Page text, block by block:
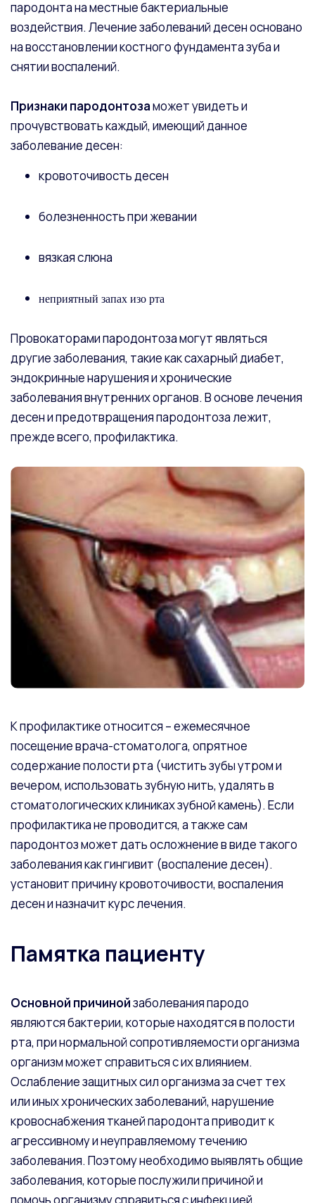
пародонта на местные бактериальные
воздействия. Лечение заболеваний десен основано
на восстановлении костного фундамента зуба и
снятии воспалений.
Признаки пародонтозаможет увидеть и
прочувствовать каждый, имеющий данное
заболевание десен:
кровоточивость десен
болезненность при жевании
вязкая слюна
неприятный запах изо рта
Провокаторами пародонтоза могут являться
другие заболевания, такие как сахарный диабет,
эндокринные нарушения и хронические
заболевания внутренних органов. В основе лечения
десен и предотвращения пародонтоза лежит,
прежде всего, профилактика.
К профилактике относится – ежемесячное
посещение врача-стоматолога, опрятное
содержание полости рта (чистить зубы утром и
вечером, использовать зубную нить, удалять в
стоматологических клиниках зубной камень). Если
профилактика не проводится, а также сам
пародонтоз может дать осложнение в виде такого
заболевания как гингивит (воспаление десен).
установит причину кровоточивости, воспаления
десен и назначит курс лечения.
Памятка пациенту
Основной причинойзаболевания пародо
являются бактерии, которые находятся в полости
рта, при нормальной сопротивляемости организма
организм может справиться с их влиянием.
Ослабление защитных сил организма за счет тех
или иных хронических заболеваний, нарушение
кровоснабжения тканей пародонта приводит к
агрессивному и неуправляемому течению
заболевания. Поэтому необходимо выявлять общие
заболевания, которые послужили причиной и